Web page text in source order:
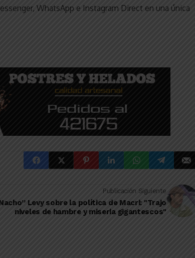
WhatsApp e Instagram Direct en una única
Publicación Siguiente
Levy sobre la política de Macri: "Trajo
niveles de hambre y miseria gigantescos"